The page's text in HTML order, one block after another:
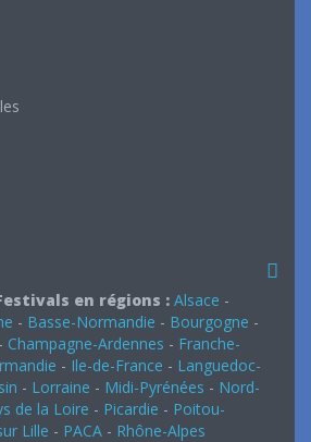
en régions : Alsace -
- Basse-Normandie - Bourgogne -
- Champagne-Ardennes - Franche-
- Ile-de-France - Languedoc-
- Lorraine - Midi-Pyrénées - Nord-
de la Loire - Picardie - Poitou-
Lille - PACA - Rhône-Alpes